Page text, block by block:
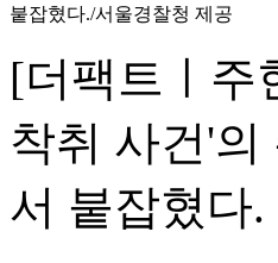
붙잡혔다./서울경찰청 제공
[더팩트ㅣ주
착취 사건'의
서 붙잡혔다.